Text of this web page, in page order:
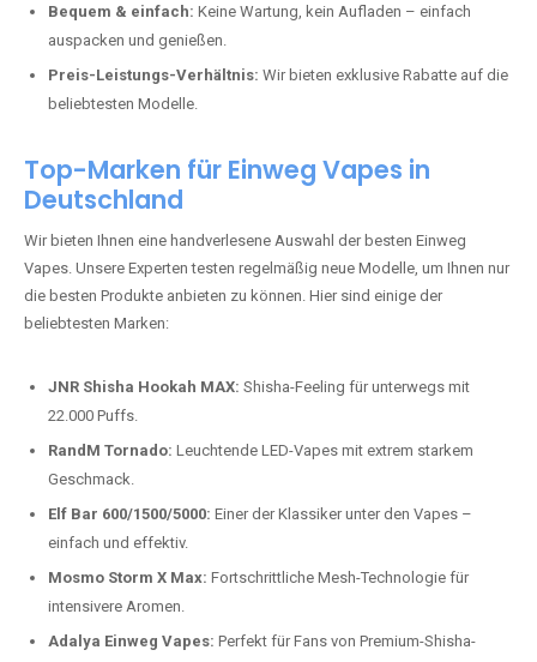
Bequem & einfach: Keine Wartung, kein Aufladen – einfach
auspacken und genießen.
Preis-Leistungs-Verhältnis: Wir bieten exklusive Rabatte auf die
beliebtesten Modelle.
Top-Marken für Einweg Vapes in
Deutschland
Wir bieten Ihnen eine handverlesene Auswahl der besten Einweg
Vapes. Unsere Experten testen regelmäßig neue Modelle, um Ihnen nur
die besten Produkte anbieten zu können. Hier sind einige der
beliebtesten Marken:
JNR Shisha Hookah MAX: Shisha-Feeling für unterwegs mit
22.000 Puffs.
RandM Tornado: Leuchtende LED-Vapes mit extrem starkem
Geschmack.
Elf Bar 600/1500/5000: Einer der Klassiker unter den Vapes –
einfach und effektiv.
Mosmo Storm X Max: Fortschrittliche Mesh-Technologie für
intensivere Aromen.
Adalya Einweg Vapes: Perfekt für Fans von Premium-Shisha-